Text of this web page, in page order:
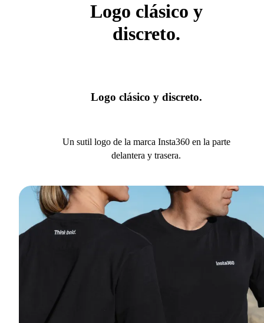
Logo clásico y
discreto.
Logo clásico y discreto.
Un sutil logo de la marca Insta360 en la parte
delantera y trasera.